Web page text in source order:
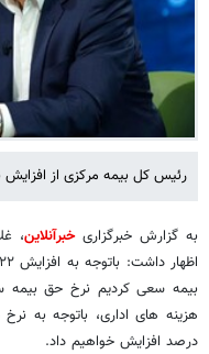
رئیس کل بیمه مرکزی از افزایش
به گزارش خبرگزاریخبرآنلاین
درصد افزایش خواهیم داد.